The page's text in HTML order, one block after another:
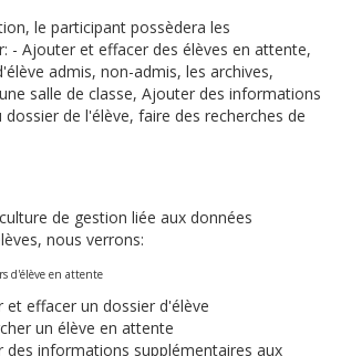
le participant possèdera les
- Ajouter et effacer des élèves en attente,
admis, non-admis, les archives,
salle de classe, Ajouter des informations
de l'élève, faire des recherches de
de gestion liée aux données
nous verrons:
d'élève en attente
et effacer un dossier d'élève
un élève en attente
des informations supplémentaires aux